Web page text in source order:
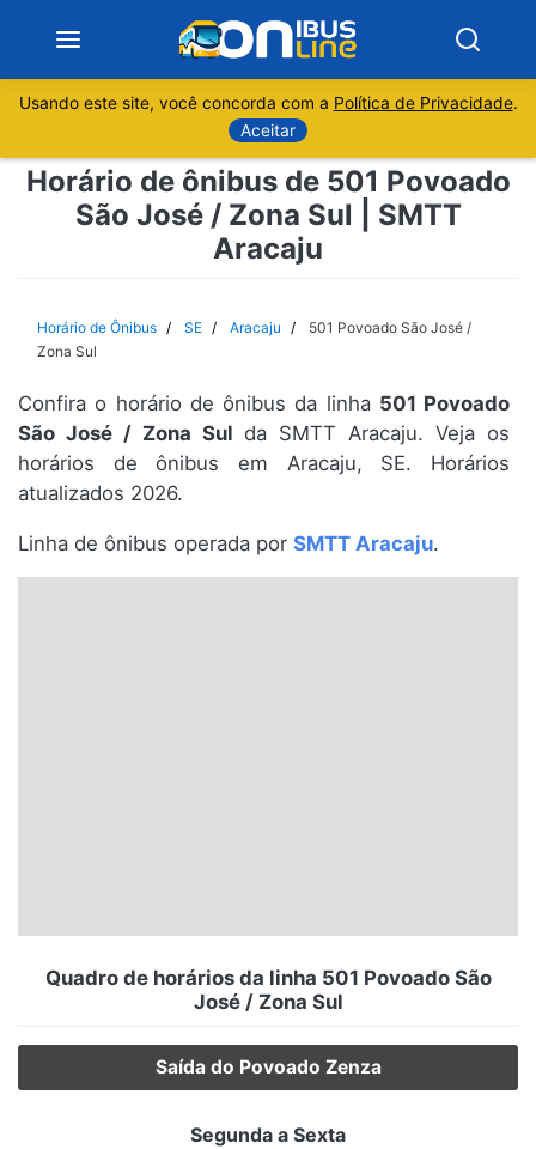
Sobre
Espírito Santo
Paraná
Santa Catarina
Usando este site, você concorda com a Política de Privacidade.
Aceitar
Horário de ônibus de 501 Povoado
São José / Zona Sul | SMTT
Aracaju
Horário de Ônibus SE Aracaju
501 Povoado São José /
Zona Sul
Confira o horário de ônibus da linha 501 Povoado
São José / Zona Sul da SMTT Aracaju. Veja os
horários de ônibus em Aracaju, SE. Horários
atualizados 2026.
Linha de ônibus operada por SMTT Aracaju.
Quadro de horários da linha 501 Povoado São
José / Zona Sul
Saída do Povoado Zenza
Segunda a Sexta